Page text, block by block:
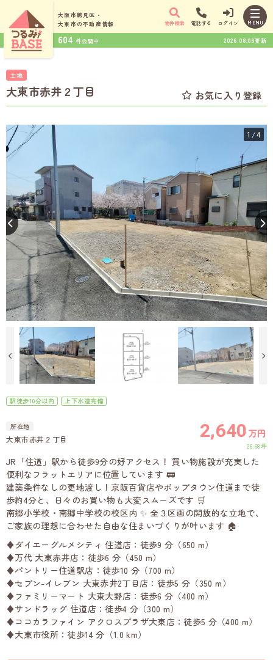
大阪市鶴見区・
大東市の不動産情報 物件検索 電話する ログイン MENU
604 件公開中 2026.08.08更新
土地
大東市赤井２丁目 お気に入り登録
1 /4
駅徒歩10分以内 上下水道完備
所在地
大東市赤井２丁目 2,640万円
26.68坪
JR「住道」駅から徒歩9分の好アクセス！ 買い物施設が充実した
便利なフラットエリアに位置しています 🚃
建築条件なしの更地渡し！京阪百貨店やポップタウン住道まで徒
歩約4分と、日々のお買い物も大変スムーズです 🛒
南郷小学校・南郷中学校の校区内 ✨ 全３区画の開放的な立地で、
ご家族の理想に合わせた自由な住まいづくりが叶います 🏠
♦ダイエーグルメシティ 住道店：徒歩9 分（650 m）
♦万代 大東赤井店：徒歩6 分（450 m）
♦パントリー住道駅店：徒歩10 分（700 m）
♦セブン-イレブン 大東赤井2丁目店：徒歩5 分（350 m）
♦ファミリーマート 大東大野店：徒歩6 分（400 m）
♦サンドラッグ 住道店：徒歩4 分（300 m）
♦ココカラファイン アクロスプラザ大東店：徒歩5 分（400 m）
♦大東市役所：徒歩14 分（1.0 km）